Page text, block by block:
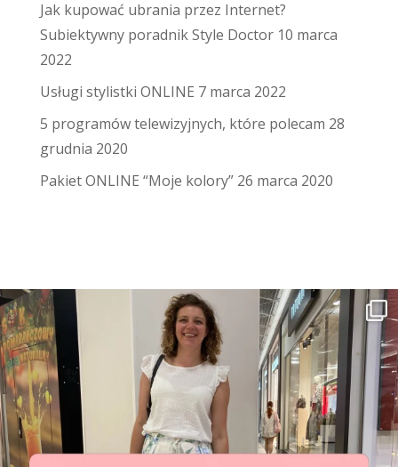
Jak kupować ubrania przez Internet?
Subiektywny poradnik Style Doctor 10 marca
2022
Usługi stylistki ONLINE 7 marca 2022
5 programów telewizyjnych, które polecam 28
grudnia 2020
Pakiet ONLINE “Moje kolory” 26 marca 2020